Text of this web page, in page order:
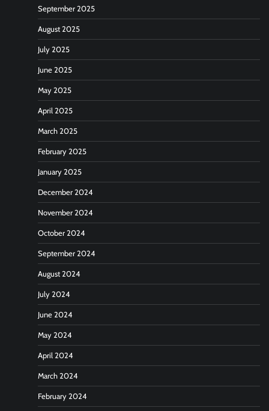
September 2025
August 2025
July 2025
June 2025
May 2025
April 2025
March 2025
February 2025
January 2025
December 2024
November 2024
October 2024
September 2024
August 2024
July 2024
June 2024
May 2024
April 2024
March 2024
February 2024